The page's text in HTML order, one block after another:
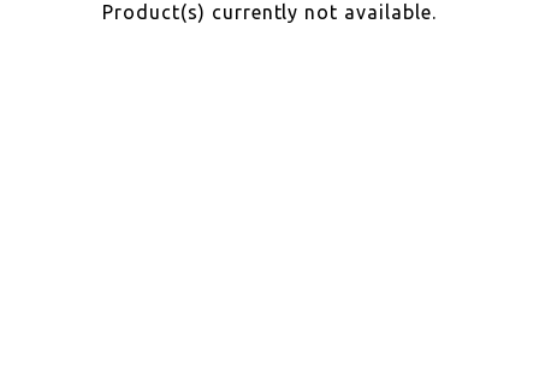
Product(s) currently not available.